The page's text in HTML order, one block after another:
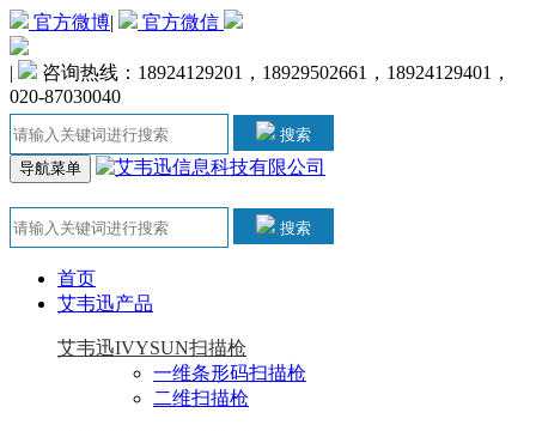
官方微博| 官方微信
|
咨询热线：18924129201，18929502661，18924129401，
020-87030040
搜索
导航菜单
搜索
首页
艾韦迅产品
艾韦迅IVYSUN扫描枪
一维条形码扫描枪
二维扫描枪